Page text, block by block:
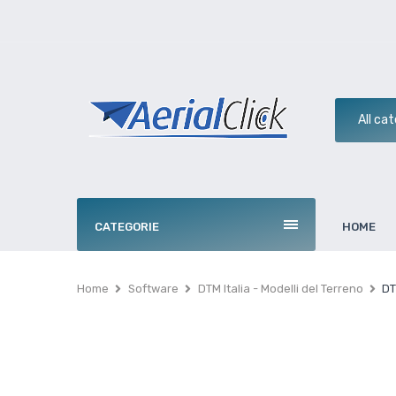
CATEGORIE HOME
Home Software DTM Italia - Modelli del Terreno